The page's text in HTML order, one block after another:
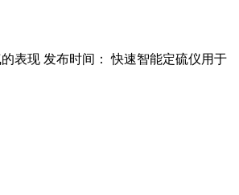
表现 发布时间： 快速智能定硫仪用于